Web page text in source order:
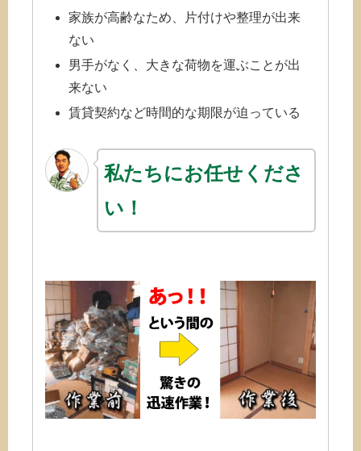
家族が高齢なため、片付けや整理が出来
ない
男手がなく、大きな荷物を運ぶことが出
来ない
賃貸契約など時間的な期限が迫っている
私たちにお任せくださ
い！